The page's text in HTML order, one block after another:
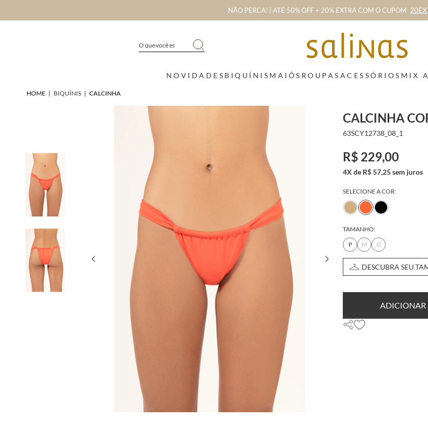
NÃO PERCA! | ATÉ 50% OFF + 20% EXTRA COM O CUPOM
NOVIDADES BIQUÍNIS MAIÔS ROUPAS ACESSÓRIOS MIX
HOME | BIQUÍNIS | CALCINHA
CALCINHA
63SCY12738_08_1
R$ 229,00
4X de R$ 57,25 sem juros
SELECIONE A COR:
TAMANHO:
P
M G
DESCUBRA SEU
ADICIONAR